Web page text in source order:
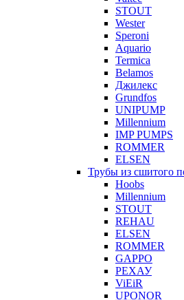
STOUT
Wester
Speroni
Aquario
Termica
Belamos
Джилекс
Grundfos
UNIPUMP
Millennium
IMP PUMPS
ROMMER
ELSEN
Трубы из сшитого
Hoobs
Millennium
STOUT
REHAU
ELSEN
ROMMER
GAPPO
РЕХАУ
ViEiR
UPONOR